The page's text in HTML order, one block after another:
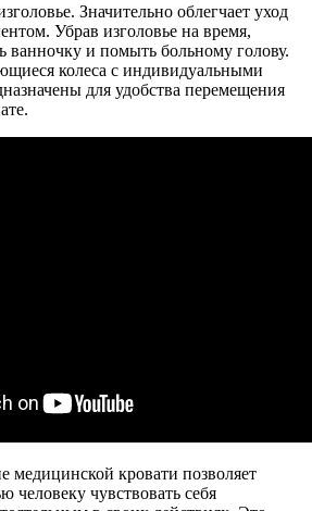
Значительно облегчает уход
Убрав изголовье на время,
ванночку и помыть больному голову.
колеса с индивидуальными
для удобства перемещения
медицинской кровати позволяет
человеку чувствовать себя